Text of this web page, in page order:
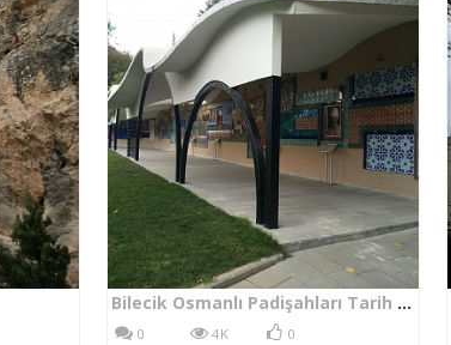
Bilecik Osmanlı Padişahları Tarih Şeridi
0 4K 0